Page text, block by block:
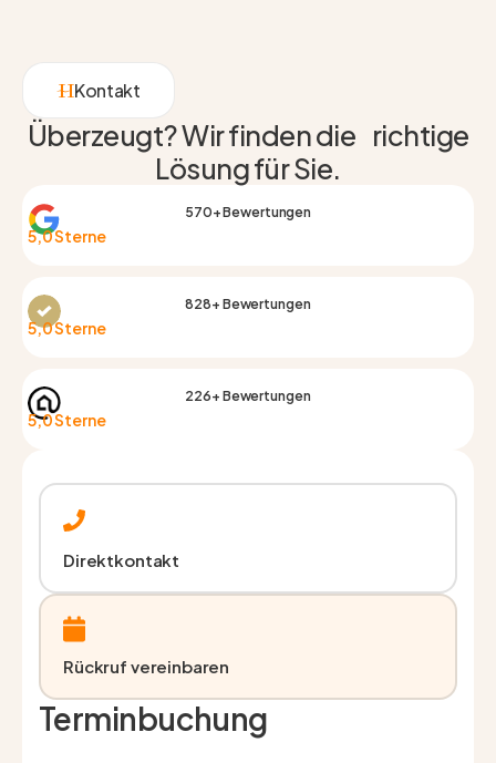
Kontakt
Überzeugt? Wir finden die richtige
Lösung für Sie.
570+ Bewertungen
5,0 Sterne
828+ Bewertungen
5,0 Sterne
226+ Bewertungen
5,0 Sterne
Direktkontakt
Rückruf vereinbaren
Terminbuchung